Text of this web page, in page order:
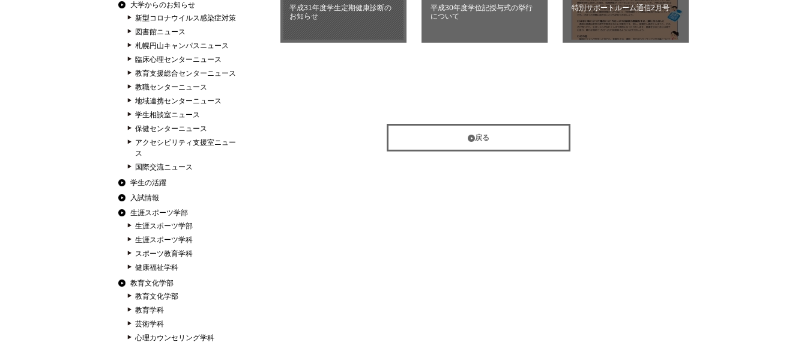
大学からのお知らせ
新型コロナウイルス感染症対策
図書館ニュース
札幌円山キャンパスニュース
臨床心理センターニュース
教育支援総合センターニュース
教職センターニュース
地域連携センターニュース
学生相談室ニュース
保健センターニュース
アクセシビリティ支援室ニュー
ス
国際交流ニュース
学生の活躍
入試情報
生涯スポーツ学部
生涯スポーツ学部
生涯スポーツ学科
スポーツ教育学科
健康福祉学科
教育文化学部
教育文化学部
教育学科
芸術学科
心理カウンセリング学科
平成31年度学生定期健康診断の
お知らせ
平成30年度学位記授与式の挙行
について
特別サポートルーム通信2月号
戻る